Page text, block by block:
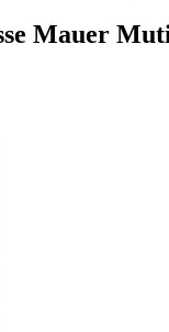
Mauer